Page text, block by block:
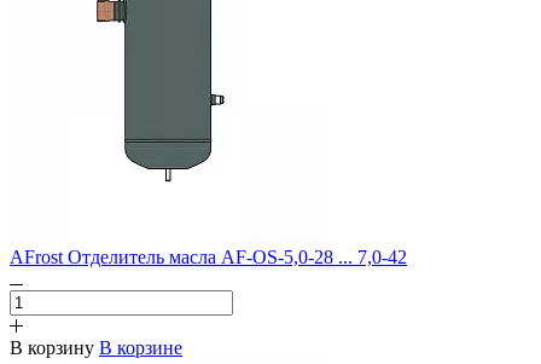
AFrost Отделитель масла AF-OS-5,0-28 ... 7,0-42
В корзину В корзине